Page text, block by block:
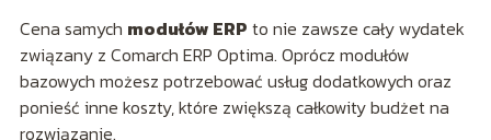
Cena samych modułów ERP to nie zawsze cały wydatek
związany z Comarch ERP Optima. Oprócz modułów
bazowych możesz potrzebować usług dodatkowych oraz
ponieść inne koszty, które zwiększą całkowity budżet na
rozwiązanie.